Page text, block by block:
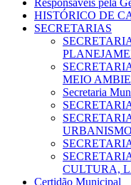
HISTÓRICO DE
SECRETARIAS
MEIO
Secretaria
CULTURA,
Certidão Municipal